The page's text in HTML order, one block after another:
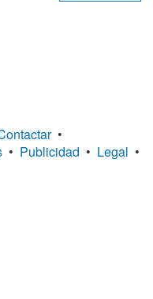
•
• Publicidad • Legal •